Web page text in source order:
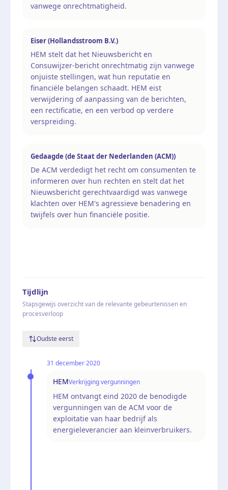
vanwege onrechtmatigheid.
Eiser (Hollandsstroom B.V.)
HEM stelt dat het Nieuwsbericht en
Consuwijzer-bericht onrechtmatig zijn vanwege
onjuiste stellingen, wat hun reputatie en
financiële belangen schaadt. HEM eist
verwijdering of aanpassing van de berichten,
een rectificatie, en een verbod op verdere
verspreiding.
Gedaagde (de Staat der Nederlanden (ACM))
De ACM verdedigt het recht om consumenten te
informeren over hun rechten en stelt dat het
Nieuwsbericht gerechtvaardigd was vanwege
klachten over HEM's agressieve benadering en
twijfels over hun financiële positie.
Tijdlijn
Stapsgewijs overzicht van de relevante gebeurtenissen en
procesverloop
Oudste eerst
31 december 2020
HEMVerkrijging vergunningen
HEM ontvangt eind 2020 de benodigde
vergunningen van de ACM voor de
exploitatie van haar bedrijf als
energieleverancier aan kleinverbruikers.